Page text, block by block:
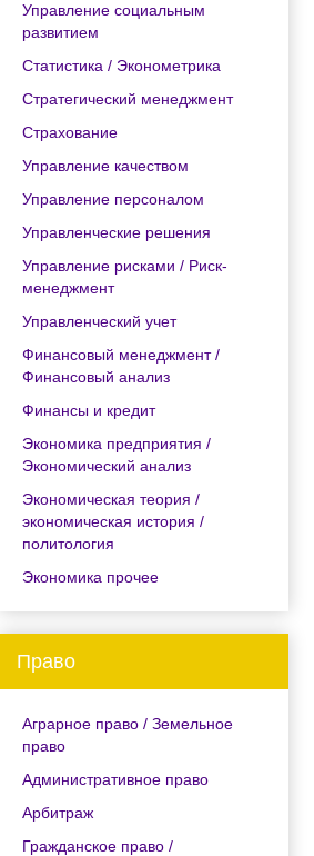
Управление социальным
развитием
Статистика / Эконометрика
Стратегический менеджмент
Страхование
Управление качеством
Управление персоналом
Управленческие решения
Управление рисками / Риск-
менеджмент
Управленческий учет
Финансовый менеджмент /
Финансовый анализ
Финансы и кредит
Экономика предприятия /
Экономический анализ
Экономическая теория /
экономическая история /
политология
Экономика прочее
Право
Аграрное право / Земельное
право
Административное право
Арбитраж
Гражданское право /